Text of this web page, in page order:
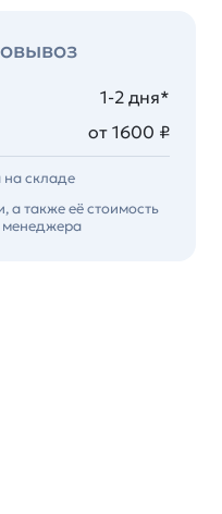
1-2 дня*
от 1600 ₽
складе
а также её стоимость
менеджера